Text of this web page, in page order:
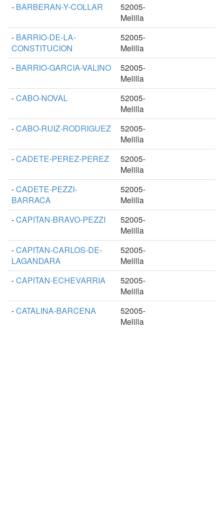
- BARBERAN-Y-COLLAR
52005-
Melilla
- BARRIO-DE-LA-
CONSTITUCION
52005-
Melilla
- BARRIO-GARCIA-VALINO
52005-
Melilla
-CABO-NOVAL
52005-
Melilla
-CABO-RUIZ-RODRIGUEZ
52005-
Melilla
-CADETE-PEREZ-PEREZ
52005-
Melilla
-CADETE-PEZZI-
BARRACA
52005-
Melilla
-CAPITAN-BRAVO-PEZZI
52005-
Melilla
-CAPITAN-CARLOS-DE-
LAGANDARA
52005-
Melilla
-CAPITAN-ECHEVARRIA
52005-
Melilla
-CATALINA-BARCENA
52005-
Melilla